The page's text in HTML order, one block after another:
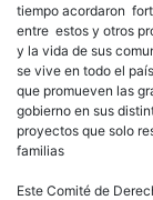
tiempo acordaron
entre estos y otros
y la vida de sus
se vive en todo el
que promueven las
gobierno en sus
proyectos que solo
familias
Este Comité de